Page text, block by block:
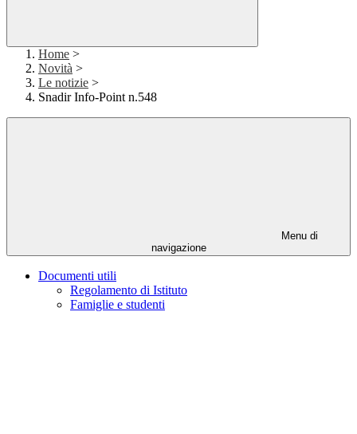
Home >
Novità >
Le notizie >
Snadir Info-Point n.548
Menu di
navigazione
Documenti utili
Regolamento di Istituto
Famiglie e studenti